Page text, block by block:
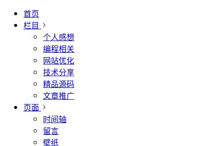
首页
栏目
个人感想
编程相关
网站优化
技术分享
精品源码
文章推广
页面
时间轴
留言
壁纸